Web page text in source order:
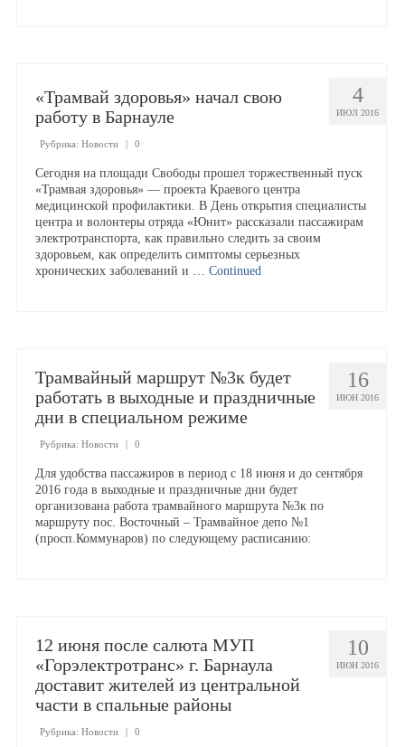
Структура
Документы
Набор на обучение
Педагогический состав
Доступная среда
Аукционы на право собственности
Пресс-служба
4
ИЮЛ 2016
«Трамвай здоровья» начал свою
работу в Барнауле
Рубрика: Новости | 0
Сегодня на площади Свободы прошел торжественный пуск
«Трамвая здоровья» — проекта Краевого центра
медицинской профилактики. В День открытия специалисты
центра и волонтеры отряда «Юнит» рассказали пассажирам
электротранспорта, как правильно следить за своим
здоровьем, как определить симптомы серьезных
хронических заболеваний и … Continued
16
ИЮН 2016
Трамвайный маршрут №3к будет
работать в выходные и праздничные
дни в специальном режиме
Рубрика: Новости | 0
Для удобства пассажиров в период с 18 июня и до сентября
2016 года в выходные и праздничные дни будет
организована работа трамвайного маршрута №3к по
маршруту пос. Восточный – Трамвайное депо №1
(просп.Коммунаров) по следующему расписанию:
10
ИЮН 2016
12 июня после салюта МУП
«Горэлектротранс» г. Барнаула
доставит жителей из центральной
части в спальные районы
Рубрика: Новости | 0